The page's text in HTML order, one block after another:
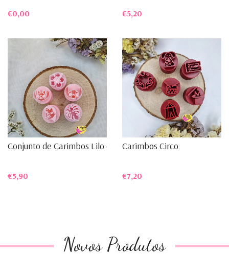
€0,00 €5,20
Conjunto de Carimbos Lilo e...
€5,90
Carimbos Circo
€7,20
Novos Produtos